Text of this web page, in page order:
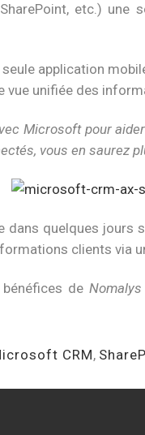
etc.) une
application
vue unifiée des
Microsoft pour
vous en saurez
dans quelques jours
clients via
de
CRM,